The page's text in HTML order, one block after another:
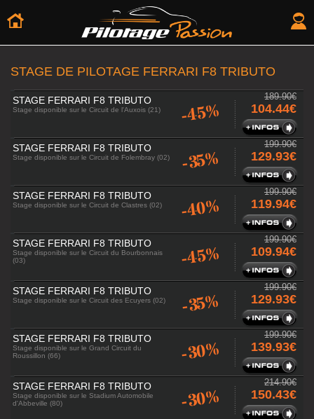
STAGE DE PILOTAGE FERRARI F8 TRIBUTO
STAGE FERRARI F8 TRIBUTO
Stage disponible sur le Circuit de l'Auxois (21) -45%
189.90€
104.44€
STAGE FERRARI F8 TRIBUTO
Stage disponible sur le Circuit de Folembray (02) -35%
199.90€
129.93€
STAGE FERRARI F8 TRIBUTO
Stage disponible sur le Circuit de Clastres (02) -40%
199.90€
119.94€
STAGE FERRARI F8 TRIBUTO
Stage disponible sur le Circuit du Bourbonnais
(03)
-45%
199.90€
109.94€
STAGE FERRARI F8 TRIBUTO
Stage disponible sur le Circuit des Ecuyers (02) -35%
199.90€
129.93€
STAGE FERRARI F8 TRIBUTO
Stage disponible sur le Grand Circuit du
Roussillon (66)
-30%
199.90€
139.93€
STAGE FERRARI F8 TRIBUTO
Stage disponible sur le Stadium Automobile
d'Abbeville (80)
-30%
214.90€
150.43€